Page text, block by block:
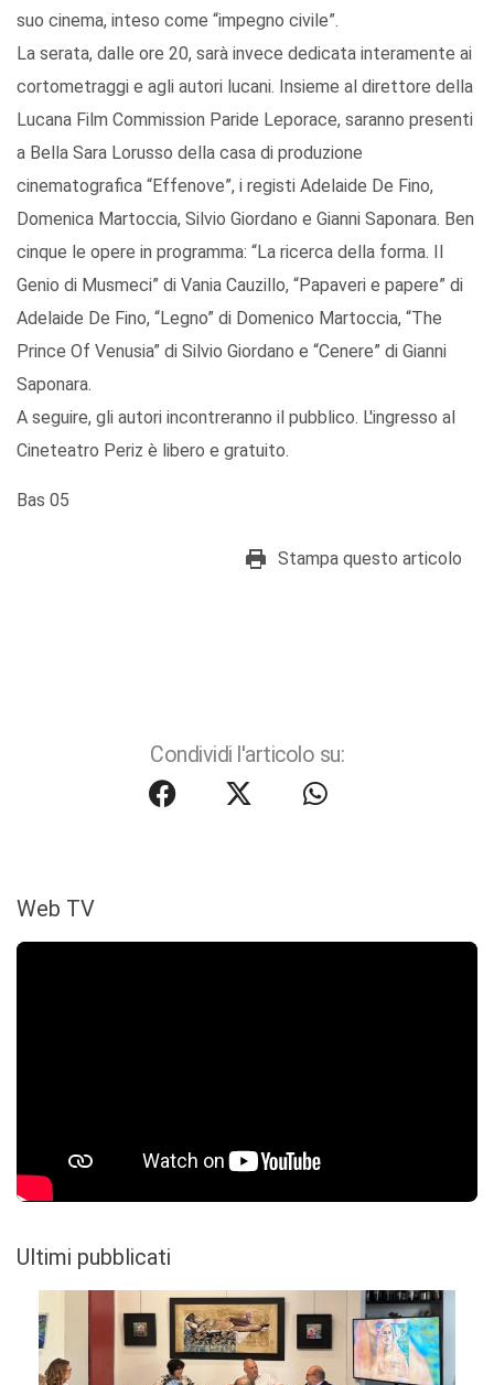
suo cinema, inteso come “impegno civile”.
La serata, dalle ore 20, sarà invece dedicata interamente ai
cortometraggi e agli autori lucani. Insieme al direttore della
Lucana Film Commission Paride Leporace, saranno presenti
a Bella Sara Lorusso della casa di produzione
cinematografica “Effenove”, i registi Adelaide De Fino,
Domenica Martoccia, Silvio Giordano e Gianni Saponara. Ben
cinque le opere in programma: “La ricerca della forma. Il
Genio di Musmeci” di Vania Cauzillo, “Papaveri e papere” di
Adelaide De Fino, “Legno” di Domenico Martoccia, “The
Prince Of Venusia” di Silvio Giordano e “Cenere” di Gianni
Saponara.
A seguire, gli autori incontreranno il pubblico. L'ingresso al
Cineteatro Periz è libero e gratuito.
Bas 05
Stampa questo articolo
Condividi l'articolo su:
Web TV
Ultimi pubblicati